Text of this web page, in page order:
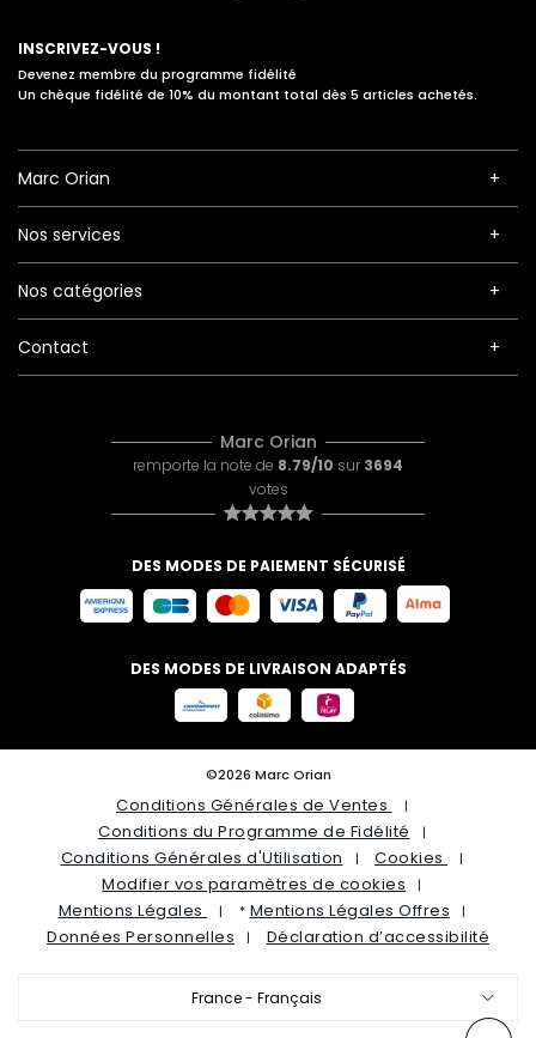
INSCRIVEZ-VOUS !
Devenez membre du programme fidélité
Un chèque fidélité de 10% du montant total dès 5 articles achetés.
Marc Orian
Nos services
Nos catégories
Contact
Marc Orian
remporte la note de 8.79/10 sur 3694
votes
DES MODES DE PAIEMENT SÉCURISÉ
DES MODES DE LIVRAISON ADAPTÉS
©2026 Marc Orian
Conditions Générales de Ventes
Conditions du Programme de Fidélité
Conditions Générales d'Utilisation
Cookies
Modifier vos paramètres de cookies
Mentions Légales
* Mentions Légales Offres
Données Personnelles
Déclaration d’accessibilité
France - Français